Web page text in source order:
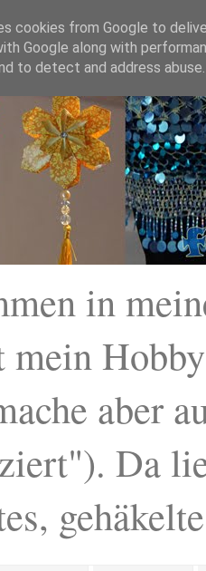
in
mein
aber
Da
cookies from Google to
Google along with
to detect and address abuse.